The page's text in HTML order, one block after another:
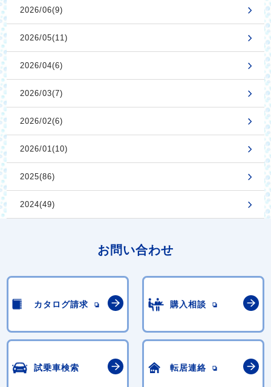
2026/06(9)
2026/05(11)
2026/04(6)
2026/03(7)
2026/02(6)
2026/01(10)
2025(86)
2024(49)
お問い合わせ
カタログ請求 購入相談
試乗車検索 転居連絡